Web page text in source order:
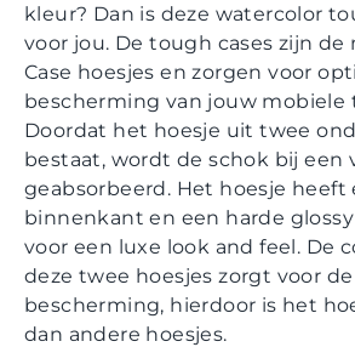
kleur? Dan is deze watercolor
voor jou. De tough cases zijn de
Case hoesjes en zorgen voor
bescherming van jouw mobiele
Doordat het hoesje uit twee
bestaat, wordt de schok bij een
geabsorbeerd. Het hoesje heeft
binnenkant en een harde
voor een luxe look and feel. De
deze twee hoesjes zorgt voor
bescherming, hierdoor is het
dan andere hoesjes.